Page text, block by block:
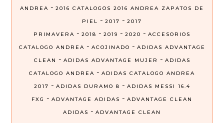
ANDREA - 2016 CATALOGOS 2016 ANDREA ZAPATOS DE
PIEL
- 2017 - 2017
PRIMAVERA - 2018 - 2019 - 2020 - ACCESORIOS
CATALOGO ANDREA - ACOJINADO - ADIDAS ADVANTAGE
CLEAN
- ADIDAS ADVANTAGE MUJER - ADIDAS
CATALOGO ANDREA - ADIDAS CATALOGO ANDREA
2017 - ADIDAS DURAMO 8 - ADIDAS MESSI 16.4
FXG
- ADVANTAGE ADIDAS - ADVANTAGE CLEAN
ADIDAS - ADVANTAGE CLEAN